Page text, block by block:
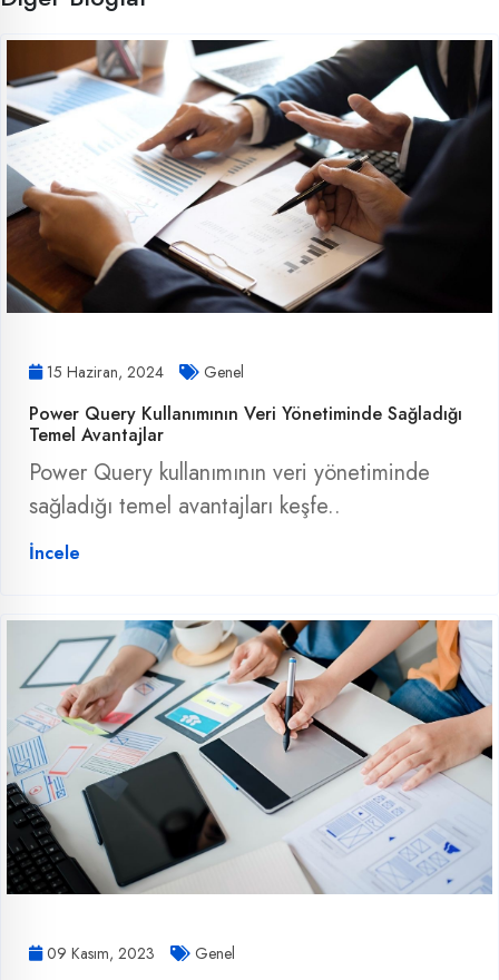
15 Haziran, 2024 Genel
Power Query Kullanımının Veri Yönetiminde Sağladığı
Temel Avantajlar
Power Query kullanımının veri yönetiminde
sağladığı temel avantajları keşfe..
İncele
09 Kasım, 2023 Genel